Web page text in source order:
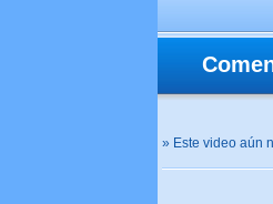
» Este video aún